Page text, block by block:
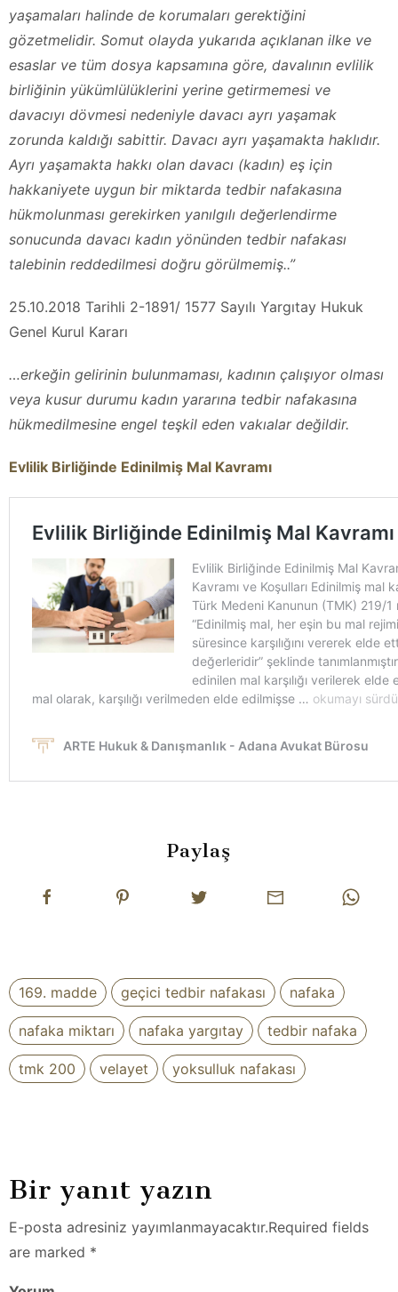
yaşamaları halinde de korumaları gerektiğini
gözetmelidir. Somut olayda yukarıda açıklanan ilke ve
esaslar ve tüm dosya kapsamına göre, davalının evlilik
birliğinin yükümlülüklerini yerine getirmemesi ve
davacıyı dövmesi nedeniyle davacı ayrı yaşamak
zorunda kaldığı sabittir. Davacı ayrı yaşamakta haklıdır.
Ayrı yaşamakta hakkı olan davacı (kadın) eş için
hakkaniyete uygun bir miktarda tedbir nafakasına
hükmolunması gerekirken yanılgılı değerlendirme
sonucunda davacı kadın yönünden tedbir nafakası
talebinin reddedilmesi doğru görülmemiş..”
25.10.2018 Tarihli 2-1891/ 1577 Sayılı Yargıtay Hukuk
Genel Kurul Kararı
…erkeğin gelirinin bulunmaması, kadının çalışıyor olması
veya kusur durumu kadın yararına tedbir nafakasına
hükmedilmesine engel teşkil eden vakıalar değildir.
Evlilik Birliğinde Edinilmiş Mal Kavramı
Paylaş
169. madde geçici tedbir nafakası nafaka
nafaka miktarı nafaka yargıtay tedbir nafaka
tmk 200 velayet yoksulluk nafakası
Bir yanıt yazın
E-posta adresiniz yayımlanmayacaktır.Required fields
are marked *